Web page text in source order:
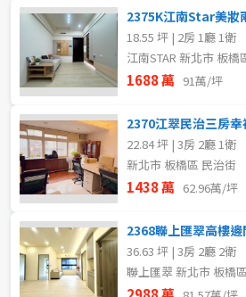
2375K江南Star美妝
18.55 坪 | 2房 1廳 1衛
江南STAR 新北市 板橋
1688 萬 91萬/坪
2370江翠民治三房幸
22.84 坪 | 3房 2廳 1衛
新北市 板橋區 民治街
1438 萬 62.96萬/坪
2368聯上匯翠高樓
36.63 坪 | 3房 2廳 2衛
聯上匯翠 新北市 板橋